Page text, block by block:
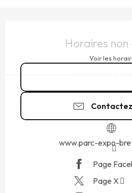
Horaires non
Voir les
www.parc-expo-
Page
Page X